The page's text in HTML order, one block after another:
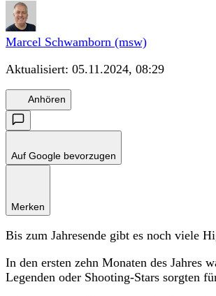
Marcel Schwamborn (msw)
Aktualisiert: 05.11.2024, 08:29
Anhören
Auf Google bevorzugen
Merken
Bis zum Jahresende gibt es noch viele
In den ersten zehn Monaten des Jahres
Legenden oder Shooting-Stars sorgten